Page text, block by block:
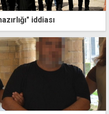
iddiası